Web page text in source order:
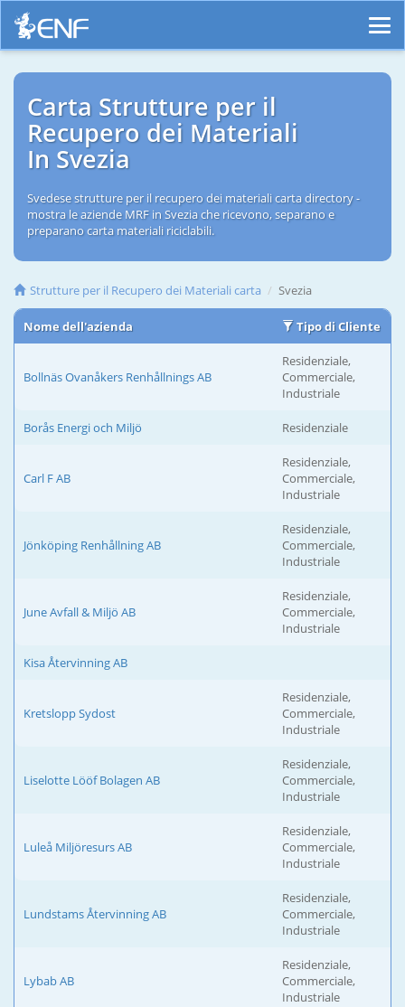
Carta Strutture per il
Recupero dei Materiali
In Svezia
Svedese strutture per il recupero dei materiali carta directory -
mostra le aziende MRF in Svezia che ricevono, separano e
preparano carta materiali riciclabili.
Strutture per il Recupero dei Materiali carta Svezia
Nome dell'azienda Tipo di Cliente
Bollnäs Ovanåkers Renhållnings AB
Residenziale,
Commerciale,
Industriale
Borås Energi och Miljö Residenziale
Carl F AB
Residenziale,
Commerciale,
Industriale
Jönköping Renhållning AB
Residenziale,
Commerciale,
Industriale
June Avfall & Miljö AB
Residenziale,
Commerciale,
Industriale
Kisa Återvinning AB
Kretslopp Sydost
Residenziale,
Commerciale,
Industriale
Liselotte Lööf Bolagen AB
Residenziale,
Commerciale,
Industriale
Luleå Miljöresurs AB
Residenziale,
Commerciale,
Industriale
Lundstams Återvinning AB
Residenziale,
Commerciale,
Industriale
Lybab AB
Residenziale,
Commerciale,
Industriale